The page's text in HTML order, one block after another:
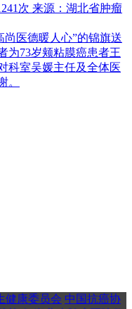
次 来源：湖北省肿瘤
医德暖人心”的锦旗送
为73岁颊粘膜癌患者王
科室吴媛主任及全体医
。
健康委员会 中国抗癌协